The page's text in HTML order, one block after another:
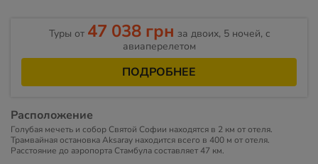
Туры от 47 038 грн за двоих, 5 ночей, c
авиаперелетом
ПОДРОБНЕЕ
Расположение
Голубая мечеть и собор Святой Софии находятся в 2 км от отеля.
Трамвайная остановка Aksaray находится всего в 400 м от отеля.
Расстояние до аэропорта Стамбула составляет 47 км.